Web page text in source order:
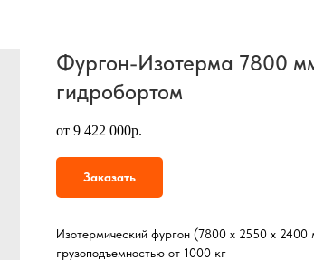
Фургон-Изотерма 7800
гидробортом
от 9 422 000р.
Заказать
Изотермический фургон (7800 х 2550 х
грузоподъемностью от 1000 кг